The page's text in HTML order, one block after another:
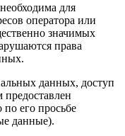
для
оператора или
значимых
права
данных, доступ
его просьбе
данные).